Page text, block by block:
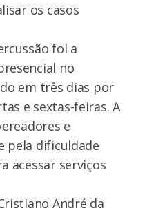
os casos
foi a
no
em três dias por
e sextas-feiras. A
e
pela dificuldade
acessar serviços
André da